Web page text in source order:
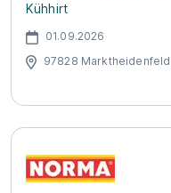
Kühhirt
01.09.2026
97828 Marktheidenfeld